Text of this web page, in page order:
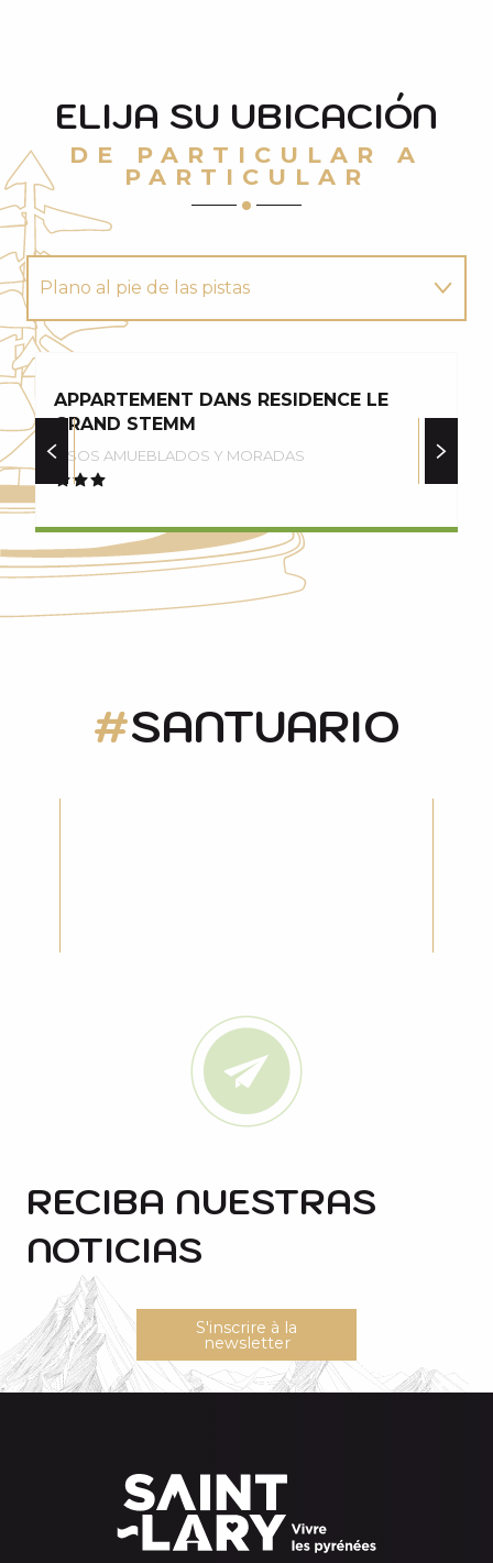
ELIJA SU UBICACIÓN
DE PARTICULAR A
PARTICULAR
Plano al pie de las pistas
Acogedor chalet
Casa con carácter
APPARTEMENT DANS RESIDENCE LE
GRAND STEMM
PISOS AMUEBLADOS Y MORADAS
SANTUARIO
RECIBA NUESTRAS
NOTICIAS
S'inscrire à la
newsletter